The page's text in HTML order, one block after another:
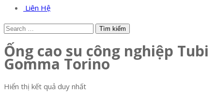
Liên Hệ
Ống cao su công nghiệp Tubi
Gomma Torino
Hiển thị kết quả duy nhất